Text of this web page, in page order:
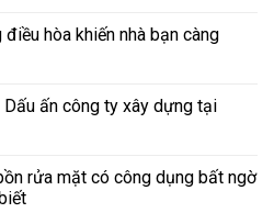
hòa khiến nhà bạn càng
Dấu ấn công ty xây dựng tại
rửa mặt có công dụng bất ngờ